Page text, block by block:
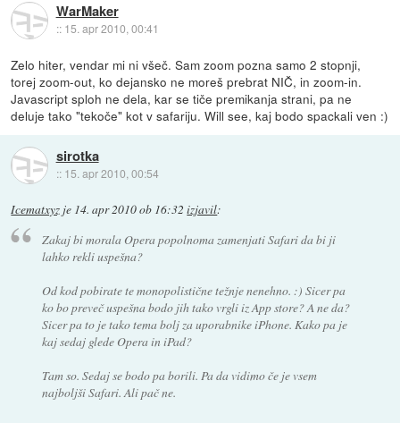
WarMaker
:: 15. apr 2010, 00:41
Zelo hiter, vendar mi ni všeč. Sam zoom pozna samo 2 stopnji,
torej zoom-out, ko dejansko ne moreš prebrat NIČ, in zoom-in.
Javascript sploh ne dela, kar se tiče premikanja strani, pa ne
deluje tako "tekoče" kot v safariju. Will see, kaj bodo spackali ven :)
sirotka
:: 15. apr 2010, 00:54
Icematxyz je 14. apr 2010 ob 16:32 izjavil:
Zakaj bi morala Opera popolnoma zamenjati Safari da bi ji
lahko rekli uspešna?
Od kod pobirate te monopolistične težnje nenehno. :) Sicer pa
ko bo preveč uspešna bodo jih tako vrgli iz App store? A ne da?
Sicer pa to je tako tema bolj za uporabnike iPhone. Kako pa je
kaj sedaj glede Opera in iPad?
Tam so. Sedaj se bodo pa borili. Pa da vidimo če je vsem
najboljši Safari. Ali pač ne.